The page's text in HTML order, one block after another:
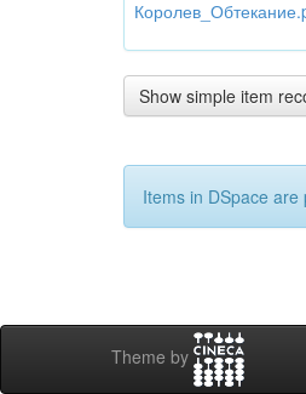
Show simple item
Items in DSpace
Theme by